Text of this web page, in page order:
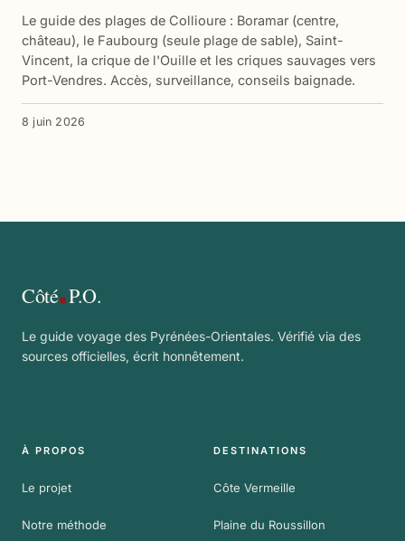
Le guide des plages de Collioure : Boramar (centre,
château), le Faubourg (seule plage de sable), Saint-
Vincent, la crique de l'Ouille et les criques sauvages vers
Port-Vendres. Accès, surveillance, conseils baignade.
8 juin 2026
Côté P.O.
Le guide voyage des Pyrénées-Orientales. Vérifié via des
sources officielles, écrit honnêtement.
À PROPOS
Le projet
Notre méthode
DESTINATIONS
Côte Vermeille
Plaine du Roussillon